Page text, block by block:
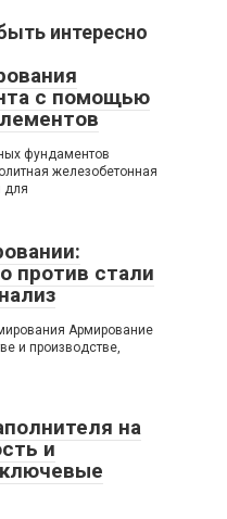
интересно
с помощью
фундаментов
железобетонная
для
против стали
Армирование
и производстве,
на
и